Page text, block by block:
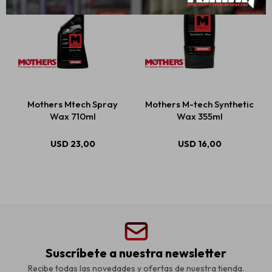
Mothers Mtech Spray
Wax 710ml
USD 23,00
Mothers M-tech Synthetic
Wax 355ml
USD 16,00
Suscríbete a nuestra newsletter
Recibe todas las novedades y ofertas de nuestra tienda.